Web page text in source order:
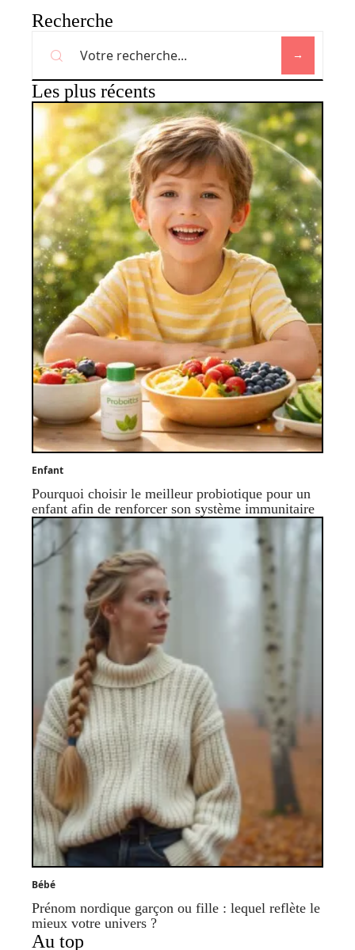
Recherche
Les plus récents
Enfant
Pourquoi choisir le meilleur probiotique pour un
enfant afin de renforcer son système immunitaire
Bébé
Prénom nordique garçon ou fille : lequel reflète le
mieux votre univers ?
Au top